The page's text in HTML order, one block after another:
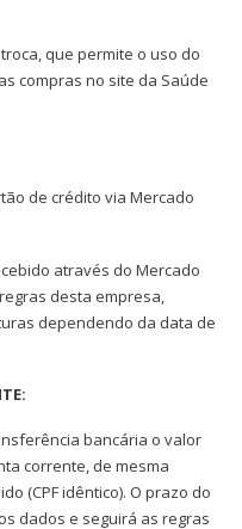
que permite o uso do
compras no site da Saúde
de crédito via Mercado
através do Mercado
desta empresa,
dependendo da data de
bancária o valor
corrente, de mesma
(CPF idêntico). O prazo do
dados e seguirá as regras